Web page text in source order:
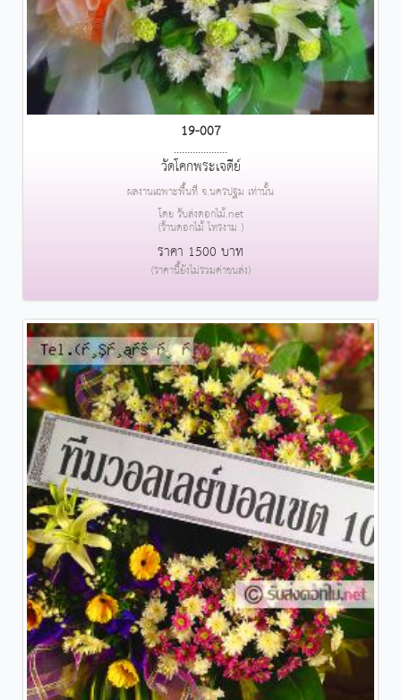
19-007
....................
วัดโคกพระเจดีย์
ผลงานเฉพาะพื้นที่ จ.นครปฐม เท่านั้น
โดย รับส่งดอกไม้.net
(ร้านดอกไม้ ไทรงาม )
ราคา 1500 บาท
(ราคานี้ยังไม่รวมค่าขนส่ง)